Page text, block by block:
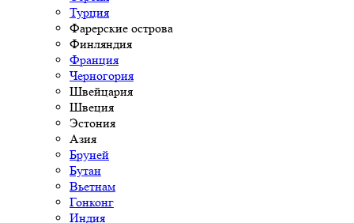
Турция
Фарерские острова
Финляндия
Франция
Черногория
Швейцария
Швеция
Эстония
Азия
Бруней
Бутан
Вьетнам
Гонконг
Индия